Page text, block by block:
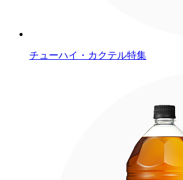
チューハイ・カクテル特集